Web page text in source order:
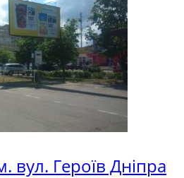
вул. Героїв Дніпра